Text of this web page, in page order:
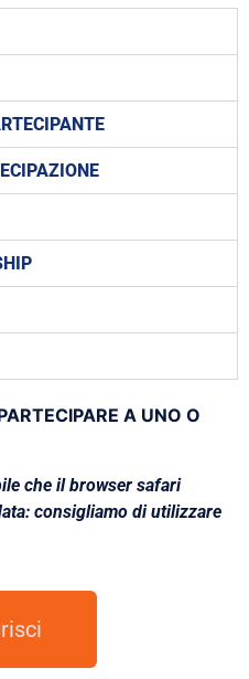
A UNO O
che il browser safari
consigliamo di utilizzare